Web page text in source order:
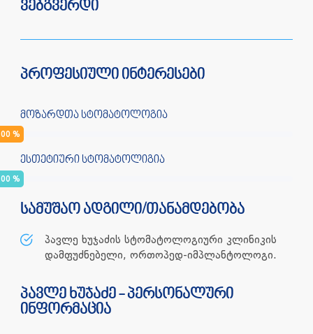
ვებგვერდი
პროფესიული ინტერესები
მოზარდთა სტომატოლოგია
%
ესთეტიური სტომატოლიგია
%
სამუშაო ადგილი/თანამდებობა
პავლე ხუჯაძის სტომატოლოგიური კლინიკის
დამფუძნებელი, ორთოპედ-იმპლანტოლოგი.
პავლე ხუჯაძე - პერსონალური
ინფორმაცია